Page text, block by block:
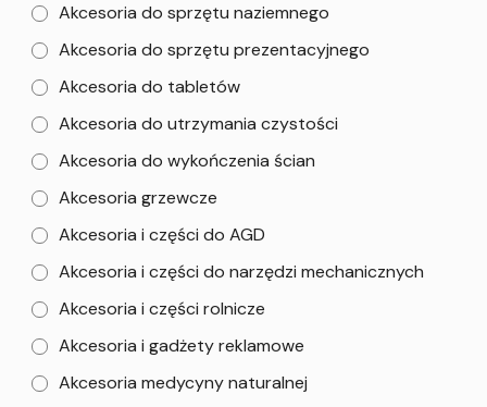
Akcesoria do sprzętu naziemnego
Akcesoria do sprzętu prezentacyjnego
Akcesoria do tabletów
Akcesoria do utrzymania czystości
Akcesoria do wykończenia ścian
Akcesoria grzewcze
Akcesoria i części do AGD
Akcesoria i części do narzędzi mechanicznych
Akcesoria i części rolnicze
Akcesoria i gadżety reklamowe
Akcesoria medycyny naturalnej